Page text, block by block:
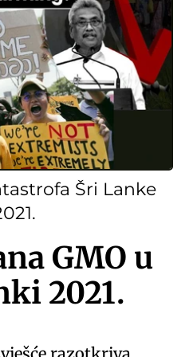
Šri Lanke
GMO u
2021.